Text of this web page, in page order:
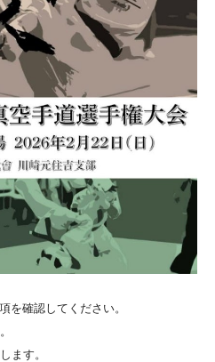
を確認してください。
ます。